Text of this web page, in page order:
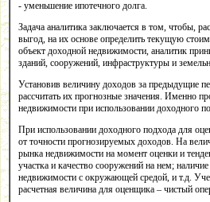
- уменьшение ипотечного долга.
Задача аналитика заключается в том, чтобы,
выгод, на их основе определить текущую
объект доходной недвижимости, аналитик
зданий, сооружений, инфраструктуры и
Установив величину доходов за предыдущие
рассчитать их прогнозные значения. Именно
недвижимости при использовании доходного
При использовании доходного подхода для
от точности прогнозируемых доходов. На
рынка недвижимости на момент оценки и
участка и качество сооружений на нем;
недвижимости с окружающей средой, и т.д.
расчетная величина для оценщика – чистый